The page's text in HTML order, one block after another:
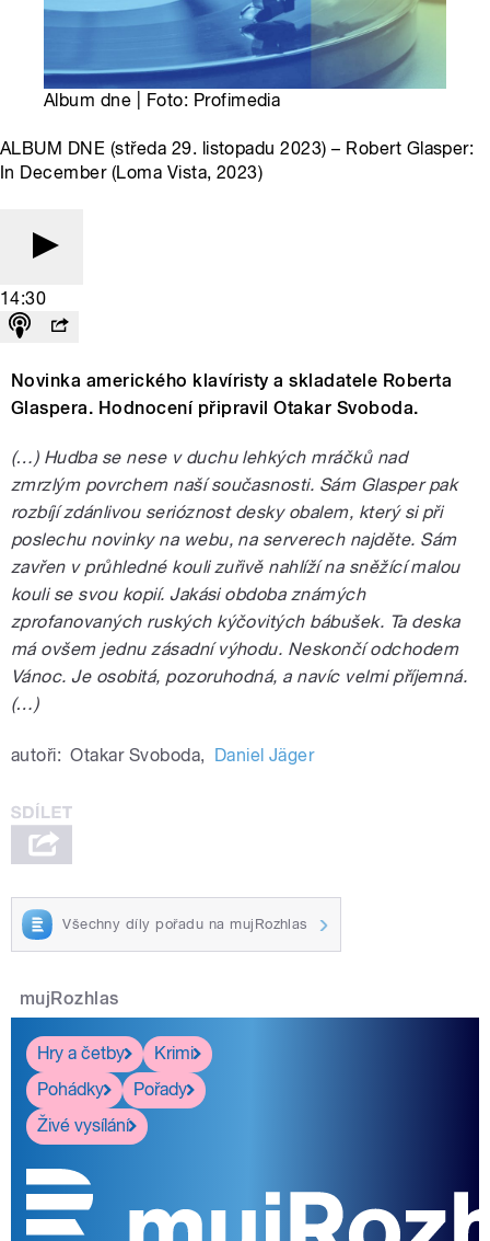
Album dne | Foto: Profimedia
ALBUM DNE (středa 29. listopadu 2023) – Robert Glasper:
In December (Loma Vista, 2023)
14:30
Novinka amerického klavíristy a skladatele Roberta
Glaspera. Hodnocení připravil Otakar Svoboda.
(…) Hudba se nese v duchu lehkých mráčků nad
zmrzlým povrchem naší současnosti. Sám Glasper pak
rozbíjí zdánlivou serióznost desky obalem, který si při
poslechu novinky na webu, na serverech najděte. Sám
zavřen v průhledné kouli zuřivě nahlíží na sněžící malou
kouli se svou kopií. Jakási obdoba známých
zprofanovaných ruských kýčovitých bábušek. Ta deska
má ovšem jednu zásadní výhodu. Neskončí odchodem
Vánoc. Je osobitá, pozoruhodná, a navíc velmi příjemná.
(…)
autoři: Otakar Svoboda, Daniel Jäger
Všechny díly pořadu na mujRozhlas
mujRozhlas
Hry a četby
Krimi
Pohádky
Pořady
Živé vysílání